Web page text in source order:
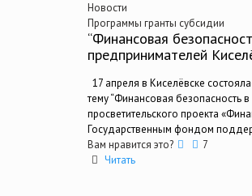
Новости
Программы гранты субсидии
“Финансовая
предпринимателей
17 апреля в Киселёвске
тему “Финансовая безопасность
просветительского проекта
Государственным фондом
Вам нравится это?
7
Читать